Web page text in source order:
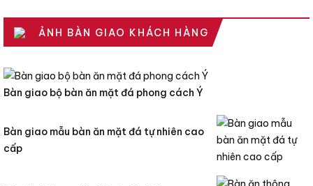
36.000.000₫.
ẢNH BÀN GIAO KHÁCH HÀNG
Bàn giao bộ bàn ăn mặt đá phong cách Ý
Bàn giao mẫu bàn ăn mặt đá tự nhiên cao
cấp